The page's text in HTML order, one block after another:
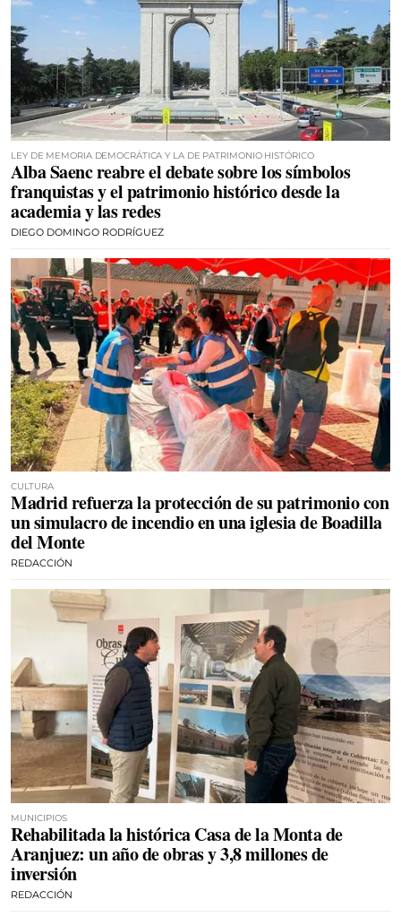
LEY DE MEMORIA DEMOCRÁTICA Y LA DE PATRIMONIO HISTÓRICO
Alba Saenc reabre el debate sobre los símbolos
franquistas y el patrimonio histórico desde la
academia y las redes
DIEGO DOMINGO RODRÍGUEZ
CULTURA
Madrid refuerza la protección de su patrimonio con
un simulacro de incendio en una iglesia de Boadilla
del Monte
REDACCIÓN
MUNICIPIOS
Rehabilitada la histórica Casa de la Monta de
Aranjuez: un año de obras y 3,8 millones de
inversión
REDACCIÓN